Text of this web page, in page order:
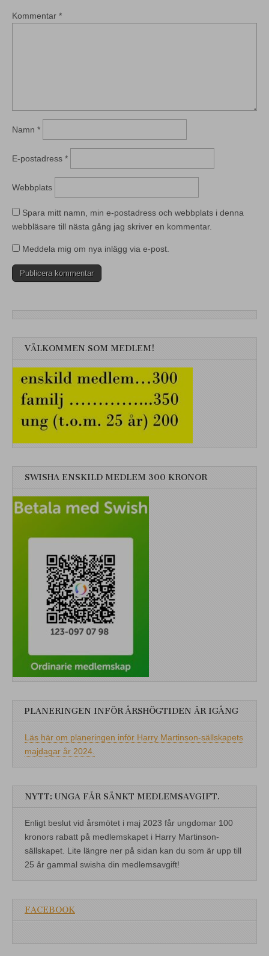
Kommentar *
Namn *
E-postadress *
Webbplats
Spara mitt namn, min e-postadress och webbplats i denna
webbläsare till nästa gång jag skriver en kommentar.
Meddela mig om nya inlägg via e-post.
VÄLKOMMEN SOM MEDLEM!
SWISHA ENSKILD MEDLEM 300 KRONOR
PLANERINGEN INFÖR ÅRSHÖGTIDEN ÄR IGÅNG
Läs här om planeringen inför Harry Martinson-sällskapets
majdagar år 2024.
NYTT: UNGA FÅR SÄNKT MEDLEMSAVGIFT.
Enligt beslut vid årsmötet i maj 2023 får ungdomar 100
kronors rabatt på medlemskapet i Harry Martinson-
sällskapet. Lite längre ner på sidan kan du som är upp till
25 år gammal swisha din medlemsavgift!
FACEBOOK